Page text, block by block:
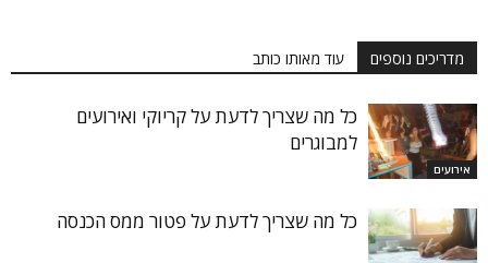
מדריכים נוספים עוד מאותו כותב
אירועים
כל מה שצריך לדעת על קריוקי ואירועים
למבוגרים
כל מה שצריך לדעת על פטור ממס הכנסה